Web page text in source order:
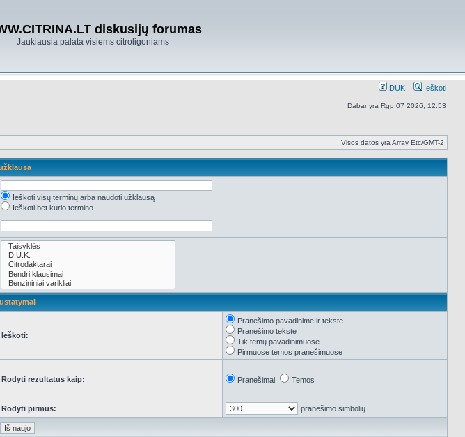
diskusijų forumas
Jaukiausia palata visiems citroligoniams
DUK Ieškoti
Dabar yra Rgp 07 2026, 12:53
Visos datos yra Array Etc/GMT-2
Ieškoti visų terminų arba naudoti užklausą
Ieškoti bet kurio termino
Ieškoti:
Pranešimo pavadinime ir tekste
Pranešimo tekste
Tik temų pavadinimuose
Pirmuose temos pranešimuose
Rodyti rezultatus kaip: Pranešimai Temos
Rodyti pirmus: pranešimo simbolių